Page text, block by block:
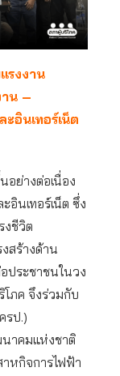
รงงาน
น –
อินเทอร์เน็ต
ย่างต่อเนื่อง
อินเทอร์เน็ต ซึ่ง
งชีวิต
สร้างด้าน
ประชาชนในวง
ภค จึงร่วมกับ
รป.)
าคมแห่งชาติ
หกิจการไฟฟ้า